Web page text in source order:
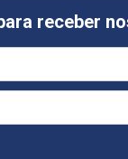
receber